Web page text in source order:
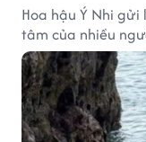
Hoa hậu Ý Nhi
tâm của nhiều